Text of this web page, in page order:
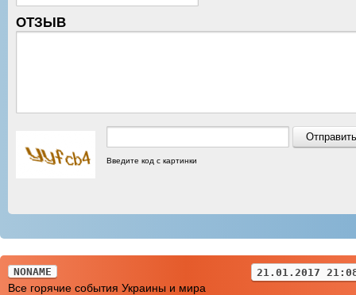
ОТЗЫВ
Введите код с картинки
NONAME 21.01.2017
Все горячие события Украины и мира